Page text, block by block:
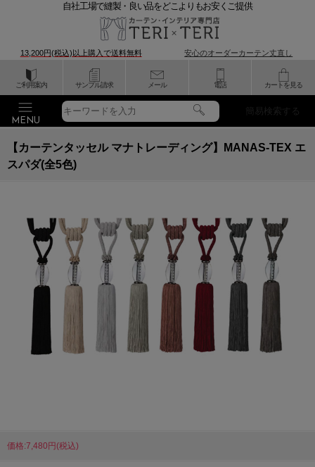
ご利用案内 サンプル請求 メール 電話 カートを見る
自社工場で縫製・良い品をどこよりもお安くご提供
13,200円(税込)以上購入で送料無料 安心のオーダーカーテン丈直し
簡易検索する
【カーテンタッセル マナトレーディング】MANAS-TEX エ
スパダ(全5色)
価格:7,480円(税込)